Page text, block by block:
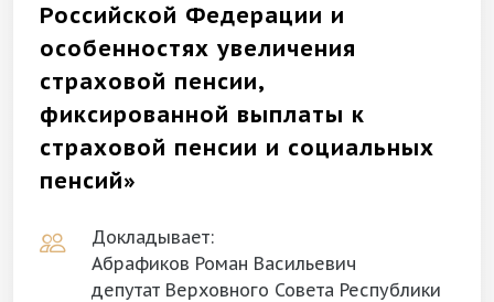
Российской Федерации и
особенностях увеличения
страховой пенсии,
фиксированной выплаты к
страховой пенсии и социальных
пенсий»
Докладывает:
Абрафиков Роман Васильевич
депутат Верховного Совета Республики